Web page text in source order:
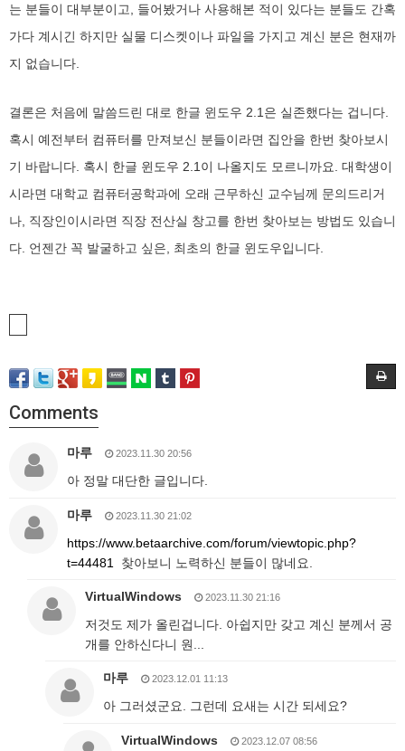
는 분들이 대부분이고, 들어봤거나 사용해본 적이 있다는 분들도 간혹
가다 계시긴 하지만 실물 디스켓이나 파일을 가지고 계신 분은 현재까
지 없습니다.
결론은 처음에 말씀드린 대로 한글 윈도우 2.1은 실존했다는 겁니다.
혹시 예전부터 컴퓨터를 만져보신 분들이라면 집안을 한번 찾아보시
기 바랍니다. 혹시 한글 윈도우 2.1이 나올지도 모르니까요. 대학생이
시라면 대학교 컴퓨터공학과에 오래 근무하신 교수님께 문의드리거
나, 직장인이시라면 직장 전산실 창고를 한번 찾아보는 방법도 있습니
다. 언젠간 꼭 발굴하고 싶은, 최초의 한글 윈도우입니다.
Comments
마루 2023.11.30 20:56
아 정말 대단한 글입니다.
마루 2023.11.30 21:02
https://www.betaarchive.com/forum/viewtopic.php?
t=44481
찾아보니 노력하신 분들이 많네요.
VirtualWindows 2023.11.30 21:16
저것도 제가 올린겁니다. 아쉽지만 갖고 계신 분께서 공
개를 안하신다니 원...
마루 2023.12.01 11:13
아 그러셨군요. 그런데 요새는 시간 되세요?
VirtualWindows 2023.12.07 08:56